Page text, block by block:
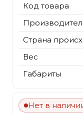
Код товара
Страна
Вес
Габариты
Нет в